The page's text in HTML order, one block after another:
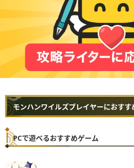
モンハンワイルズプレイヤーにおすす
PCで遊べるおすすめゲーム